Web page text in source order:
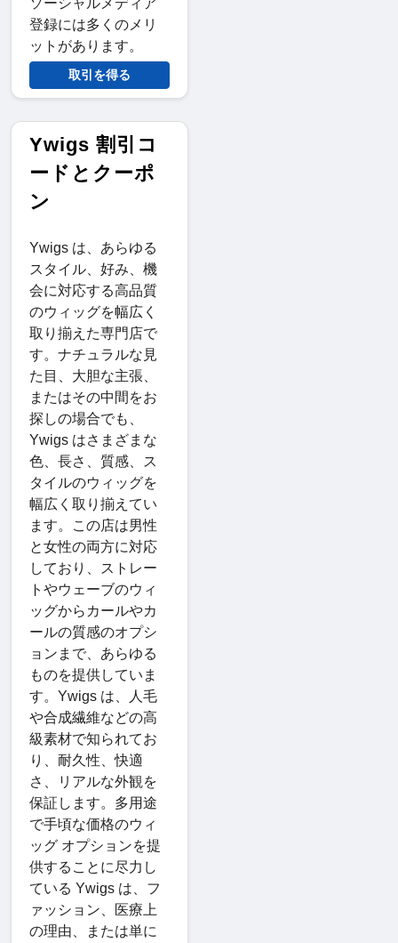
登録には多くのメリ
ットがあります。
取引を得る
Ywigs 割引コ
ードとクーポ
ン
Ywigs は、あらゆる
スタイル、好み、機
会に対応する高品質
のウィッグを幅広く
取り揃えた専門店で
す。ナチュラルな見
た目、大胆な主張、
またはその中間をお
探しの場合でも、
Ywigs はさまざまな
色、長さ、質感、ス
タイルのウィッグを
幅広く取り揃えてい
ます。この店は男性
と女性の両方に対応
しており、ストレー
トやウェーブのウィ
ッグからカールやカ
ールの質感のオプシ
ョンまで、あらゆる
ものを提供していま
す。Ywigs は、人毛
や合成繊維などの高
級素材で知られてお
り、耐久性、快適
さ、リアルな外観を
保証します。多用途
で手頃な価格のウィ
ッグ オプションを提
供することに尽力し
ている Ywigs は、フ
ァッション、医療上
の理由、または単に